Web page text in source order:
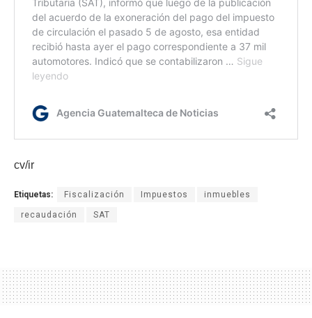
cv/ir
Etiquetas: Fiscalización Impuestos inmuebles
recaudación SAT